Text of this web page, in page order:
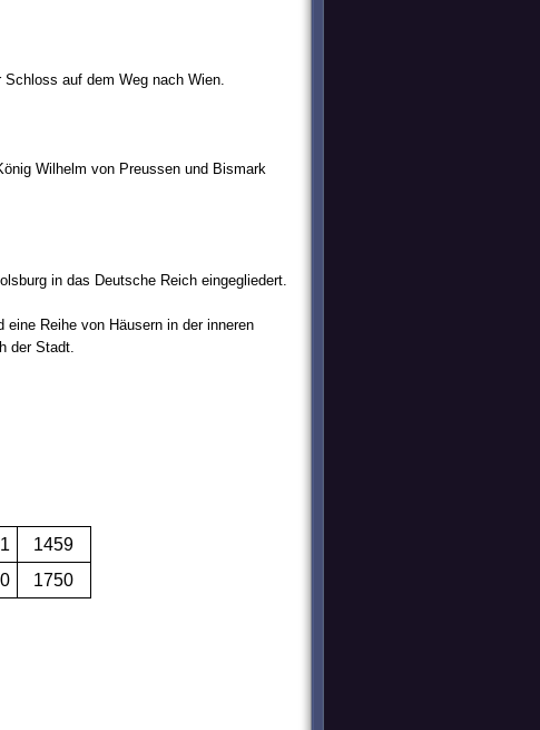
auf dem Weg nach Wien.
Wilhelm von Preussen und Bismark
in das Deutsche Reich eingegliedert.
Reihe von Häusern in der inneren
der Stadt.
1459
1750